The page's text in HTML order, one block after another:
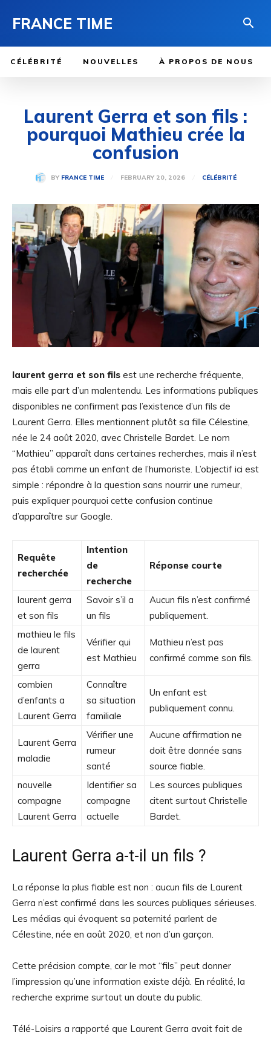
FRANCE TIME
CÉLÉBRITÉ NOUVELLES À PROPOS DE NOUS
Laurent Gerra et son fils :
pourquoi Mathieu crée la
confusion
BY FRANCE TIME FEBRUARY 20, 2026 CÉLÉBRITÉ
laurent gerra et son fils est une recherche fréquente,
mais elle part d’un malentendu. Les informations publiques
disponibles ne confirment pas l’existence d’un fils de
Laurent Gerra. Elles mentionnent plutôt sa fille Célestine,
née le 24 août 2020, avec Christelle Bardet. Le nom
“Mathieu” apparaît dans certaines recherches, mais il n’est
pas établi comme un enfant de l’humoriste. L’objectif ici est
simple : répondre à la question sans nourrir une rumeur,
puis expliquer pourquoi cette confusion continue
d’apparaître sur Google.
Requête
recherchée
Intention
de
recherche
Réponse courte
laurent gerra
et son fils
Savoir s’il a
un fils
Aucun fils n’est confirmé
publiquement.
mathieu le fils
de laurent
gerra
Vérifier qui
est Mathieu
Mathieu n’est pas
confirmé comme son fils.
combien
d’enfants a
Laurent Gerra
Connaître
sa situation
familiale
Un enfant est
publiquement connu.
Laurent Gerra
maladie
Vérifier une
rumeur
santé
Aucune affirmation ne
doit être donnée sans
source fiable.
nouvelle
compagne
Laurent Gerra
Identifier sa
compagne
actuelle
Les sources publiques
citent surtout Christelle
Bardet.
Laurent Gerra a-t-il un fils ?
La réponse la plus fiable est non : aucun fils de Laurent
Gerra n’est confirmé dans les sources publiques sérieuses.
Les médias qui évoquent sa paternité parlent de
Célestine, née en août 2020, et non d’un garçon.
Cette précision compte, car le mot “fils” peut donner
l’impression qu’une information existe déjà. En réalité, la
recherche exprime surtout un doute du public.
Télé-Loisirs a rapporté que Laurent Gerra avait fait de